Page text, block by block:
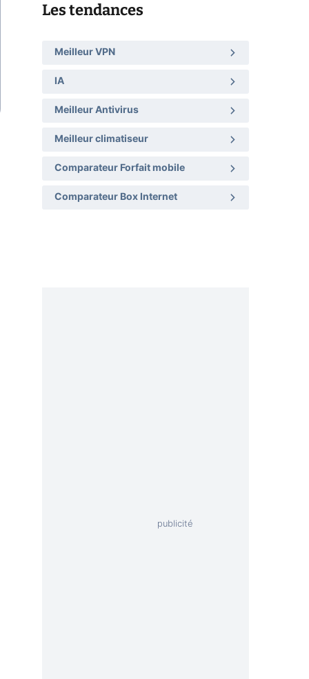
Les tendances
Meilleur VPN
IA
Meilleur Antivirus
Meilleur climatiseur
Comparateur Forfait mobile
Comparateur Box Internet